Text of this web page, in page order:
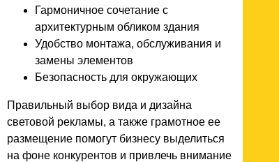
Гармоничное сочетание с
архитектурным обликом здания
Удобство монтажа, обслуживания и
замены элементов
Безопасность для окружающих
Правильный выбор вида и дизайна
световой рекламы, а также грамотное ее
размещение помогут бизнесу выделиться
на фоне конкурентов и привлечь внимание